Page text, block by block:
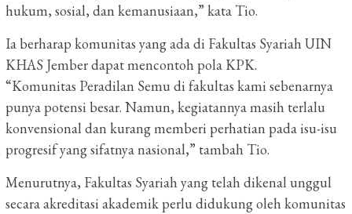
hukum, sosial, dan kemanusiaan,” kata Tio.
Ia berharap komunitas yang ada di Fakultas Syariah UIN
KHAS Jember dapat mencontoh pola KPK.
“Komunitas Peradilan Semu di fakultas kami sebenarnya
punya potensi besar. Namun, kegiatannya masih terlalu
konvensional dan kurang memberi perhatian pada isu-isu
progresif yang sifatnya nasional,” tambah Tio.
Menurutnya, Fakultas Syariah yang telah dikenal unggul
secara akreditasi akademik perlu didukung oleh komunitas